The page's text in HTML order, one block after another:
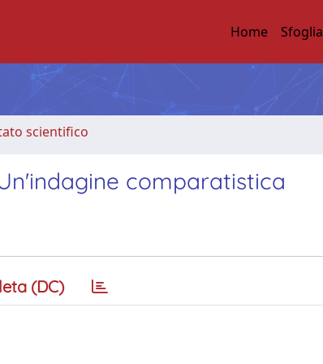
Home Sfoglia
scientifico
comparatistica
(DC)